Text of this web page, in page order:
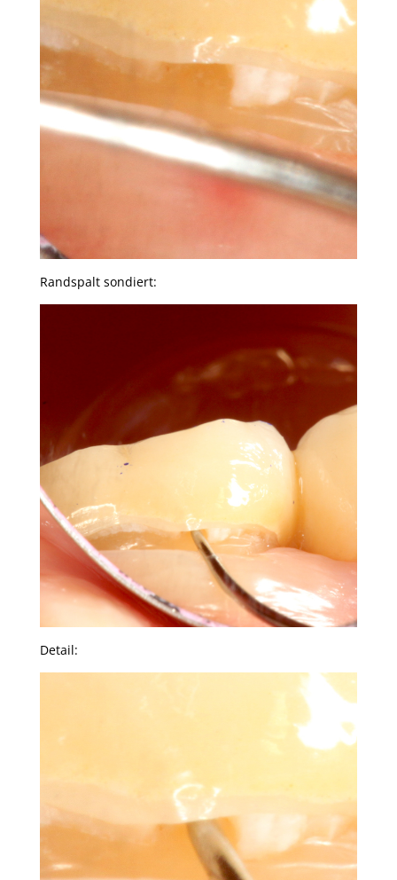
Randspalt sondiert:
Detail: